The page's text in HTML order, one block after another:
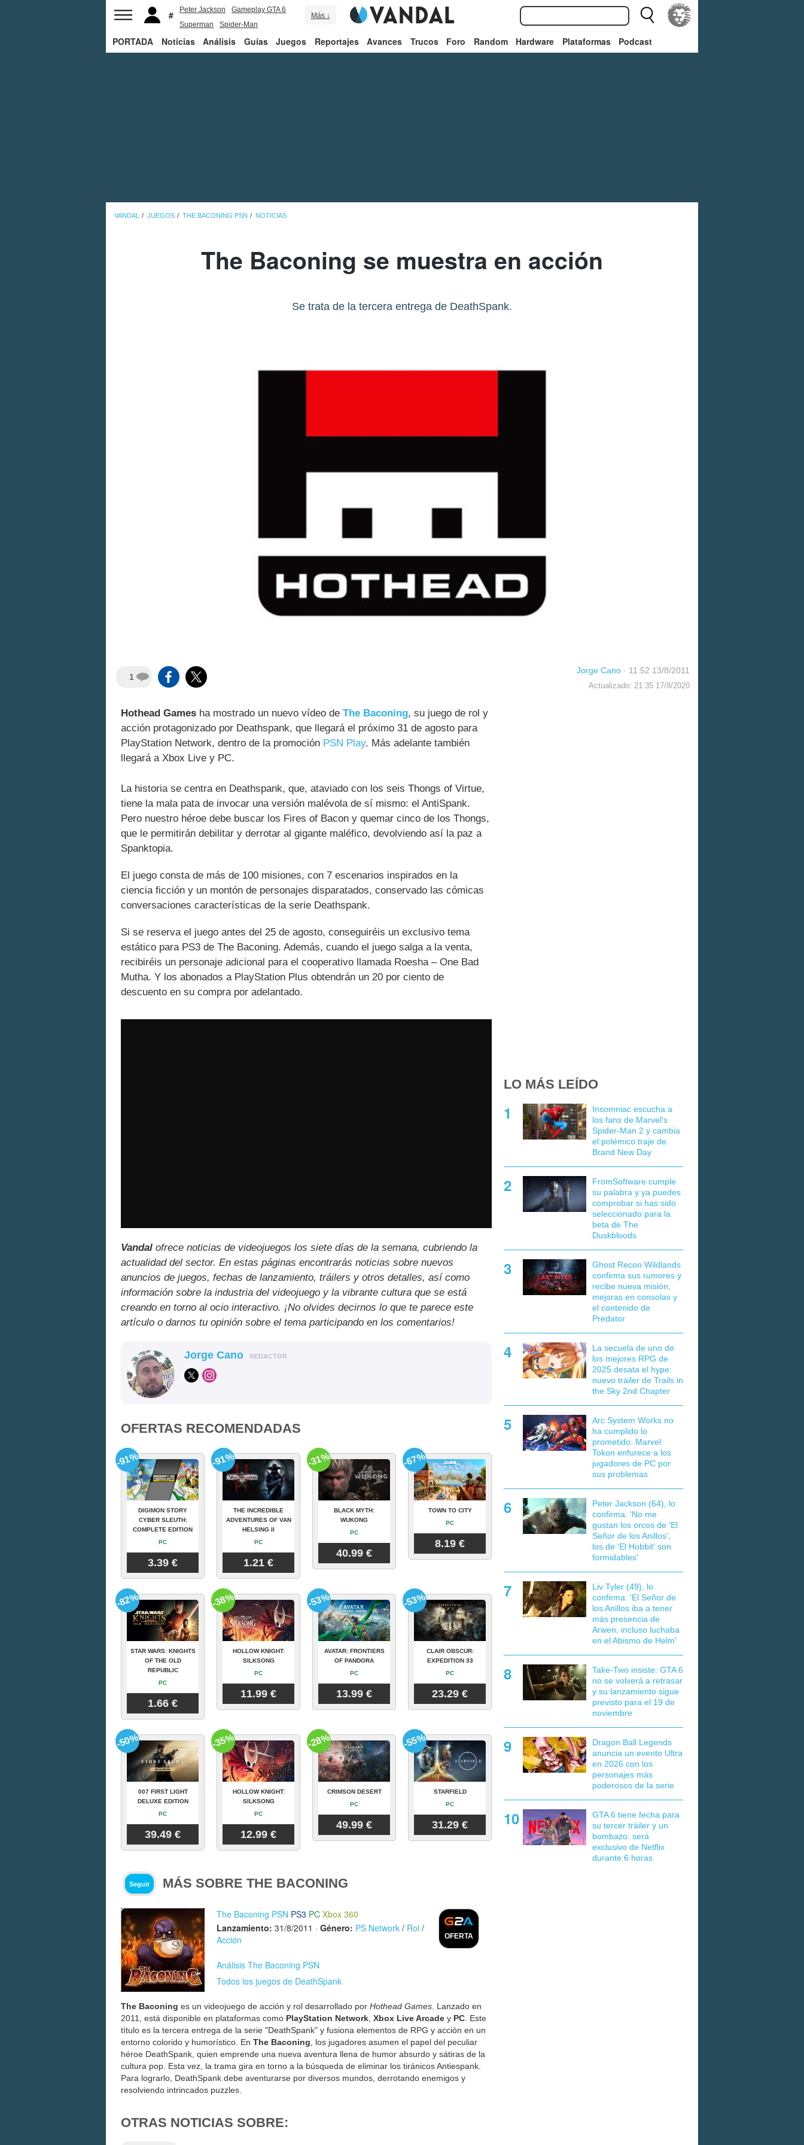
Peter Jackson
Gameplay GTA 6
Superman
Spider-Man
Más ↓
PORTADA Noticias Análisis Guías Juegos Reportajes Avances Trucos Foro Random Hardware Plataformas Podcast
VANDAL JUEGOS THE BACONING PSN NOTICIAS
The Baconing se muestra en acción
Se trata de la tercera entrega de DeathSpank.
1
Jorge Cano · 11:52 13/8/2011
Actualizado: 21:35 17/8/2020
Hothead Games ha mostrado un nuevo vídeo de The Baconing, su juego de rol y
acción protagonizado por Deathspank, que llegará el próximo 31 de agosto para
PlayStation Network, dentro de la promoción PSN Play. Más adelante también
llegará a Xbox Live y PC.
La historia se centra en Deathspank, que, ataviado con los seis Thongs of Virtue,
tiene la mala pata de invocar una versión malévola de sí mismo: el AntiSpank.
Pero nuestro héroe debe buscar los Fires of Bacon y quemar cinco de los Thongs,
que le permitirán debilitar y derrotar al gigante maléfico, devolviendo así la paz a
Spanktopia.
El juego consta de más de 100 misiones, con 7 escenarios inspirados en la
ciencia ficción y un montón de personajes disparatados, conservado las cómicas
conversaciones características de la serie Deathspank.
Si se reserva el juego antes del 25 de agosto, conseguiréis un exclusivo tema
estático para PS3 de The Baconing. Además, cuando el juego salga a la venta,
recibiréis un personaje adicional para el cooperativo llamada Roesha – One Bad
Mutha. Y los abonados a PlayStation Plus obtendrán un 20 por ciento de
descuento en su compra por adelantado.
Vandal ofrece noticias de videojuegos los siete días de la semana, cubriendo la
actualidad del sector. En estas páginas encontrarás noticias sobre nuevos
anuncios de juegos, fechas de lanzamiento, tráilers y otros detalles, así como
información sobre la industria del videojuego y la vibrante cultura que se está
creando en torno al ocio interactivo. ¡No olvides decirnos lo que te parece este
artículo o darnos tu opinión sobre el tema participando en los comentarios!
Jorge Cano REDACTOR
OFERTAS RECOMENDADAS
DIGIMON STORY
CYBER SLEUTH:
COMPLETE EDITION
PC
3.39 €
-91%
THE INCREDIBLE
ADVENTURES OF VAN
HELSING II
PC
1.21 €
-91%
BLACK MYTH:
WUKONG
PC
40.99 €
-31%
TOWN TO CITY
PC
8.19 €
-67%
STAR WARS: KNIGHTS
OF THE OLD
REPUBLIC
PC
1.66 €
-82%
HOLLOW KNIGHT:
SILKSONG
PC
11.99 €
-38%
AVATAR: FRONTIERS
OF PANDORA
PC
13.99 €
-53%
CLAIR OBSCUR:
EXPEDITION 33
PC
23.29 €
-53%
007 FIRST LIGHT
DELUXE EDITION
PC
39.49 €
-50%
HOLLOW KNIGHT:
SILKSONG
PC
12.99 €
-35%
CRIMSON DESERT
PC
49.99 €
-28%
STARFIELD
PC
31.29 €
-55%
Seguir MÁS SOBRE THE BACONING
The Baconing PSN PS3 PC Xbox 360
Lanzamiento: 31/8/2011 · Género: PS Network / Rol /
Acción
OFERTA
Análisis The Baconing PSN
Todos los juegos de DeathSpank
The Baconing es un videojuego de acción y rol desarrollado por Hothead Games . Lanzado en
2011, está disponible en plataformas como PlayStation Network Xbox Live Arcade y PC . Este
título es la tercera entrega de la serie "DeathSpank" y fusiona elementos de RPG y acción en un
entorno colorido y humorístico. En The Baconing , los jugadores asumen el papel del peculiar
héroe DeathSpank, quien emprende una nueva aventura llena de humor absurdo y sátiras de la
cultura pop. Esta vez, la trama gira en torno a la búsqueda de eliminar los tiránicos Antiespank.
Para lograrlo, DeathSpank debe aventurarse por diversos mundos, derrotando enemigos y
resolviendo intrincados puzzles.
OTRAS NOTICIAS SOBRE:
LO MÁS LEÍDO
Insomniac escucha a
los fans de Marvel's
Spider-Man 2 y cambia
el polémico traje de
Brand New Day
FromSoftware cumple
su palabra y ya puedes
comprobar si has sido
seleccionado para la
beta de The
Duskbloods
Ghost Recon Wildlands
confirma sus rumores y
recibe nueva misión,
mejoras en consolas y
el contenido de
Predator
La secuela de uno de
los mejores RPG de
2025 desata el hype:
nuevo tráiler de Trails in
the Sky 2nd Chapter
Arc System Works no
ha cumplido lo
prometido: Marvel
Tokon enfurece a los
jugadores de PC por
sus problemas
Peter Jackson (64), lo
confirma: 'No me
gustan los orcos de 'El
Señor de los Anillos',
los de 'El Hobbit' son
formidables'
Liv Tyler (49), lo
confirma: 'El Señor de
los Anillos iba a tener
más presencia de
Arwen, incluso luchaba
en el Abismo de Helm'
Take-Two insiste: GTA 6
no se volverá a retrasar
y su lanzamiento sigue
previsto para el 19 de
noviembre
Dragon Ball Legends
anuncia un evento Ultra
en 2026 con los
personajes más
poderosos de la serie
GTA 6 tiene fecha para
su tercer tráiler y un
bombazo: será
exclusivo de Netflix
durante 6 horas